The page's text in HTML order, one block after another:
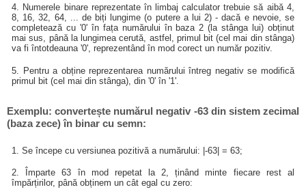
4. Numerele binare reprezentate în limbaj calculator trebuie să aibă 4,
8, 16, 32, 64, ... de biți lungime (o putere a lui 2) - dacă e nevoie, se
completează cu '0' în fața numărului în baza 2 (la stânga lui) obținut
mai sus, până la lungimea cerută, astfel, primul bit (cel mai din stânga)
va fi întotdeauna '0', reprezentând în mod corect un număr pozitiv.
5. Pentru a obține reprezentarea numărului întreg negativ se modifică
primul bit (cel mai din stânga), din '0' în '1'.
Exemplu: convertește numărul negativ -63 din sistem zecimal
(baza zece) în binar cu semn:
1. Se începe cu versiunea pozitivă a numărului: |-63| = 63;
2. Împarte 63 în mod repetat la 2, ținând minte fiecare rest al
împărțirilor, până obținem un cât egal cu zero: